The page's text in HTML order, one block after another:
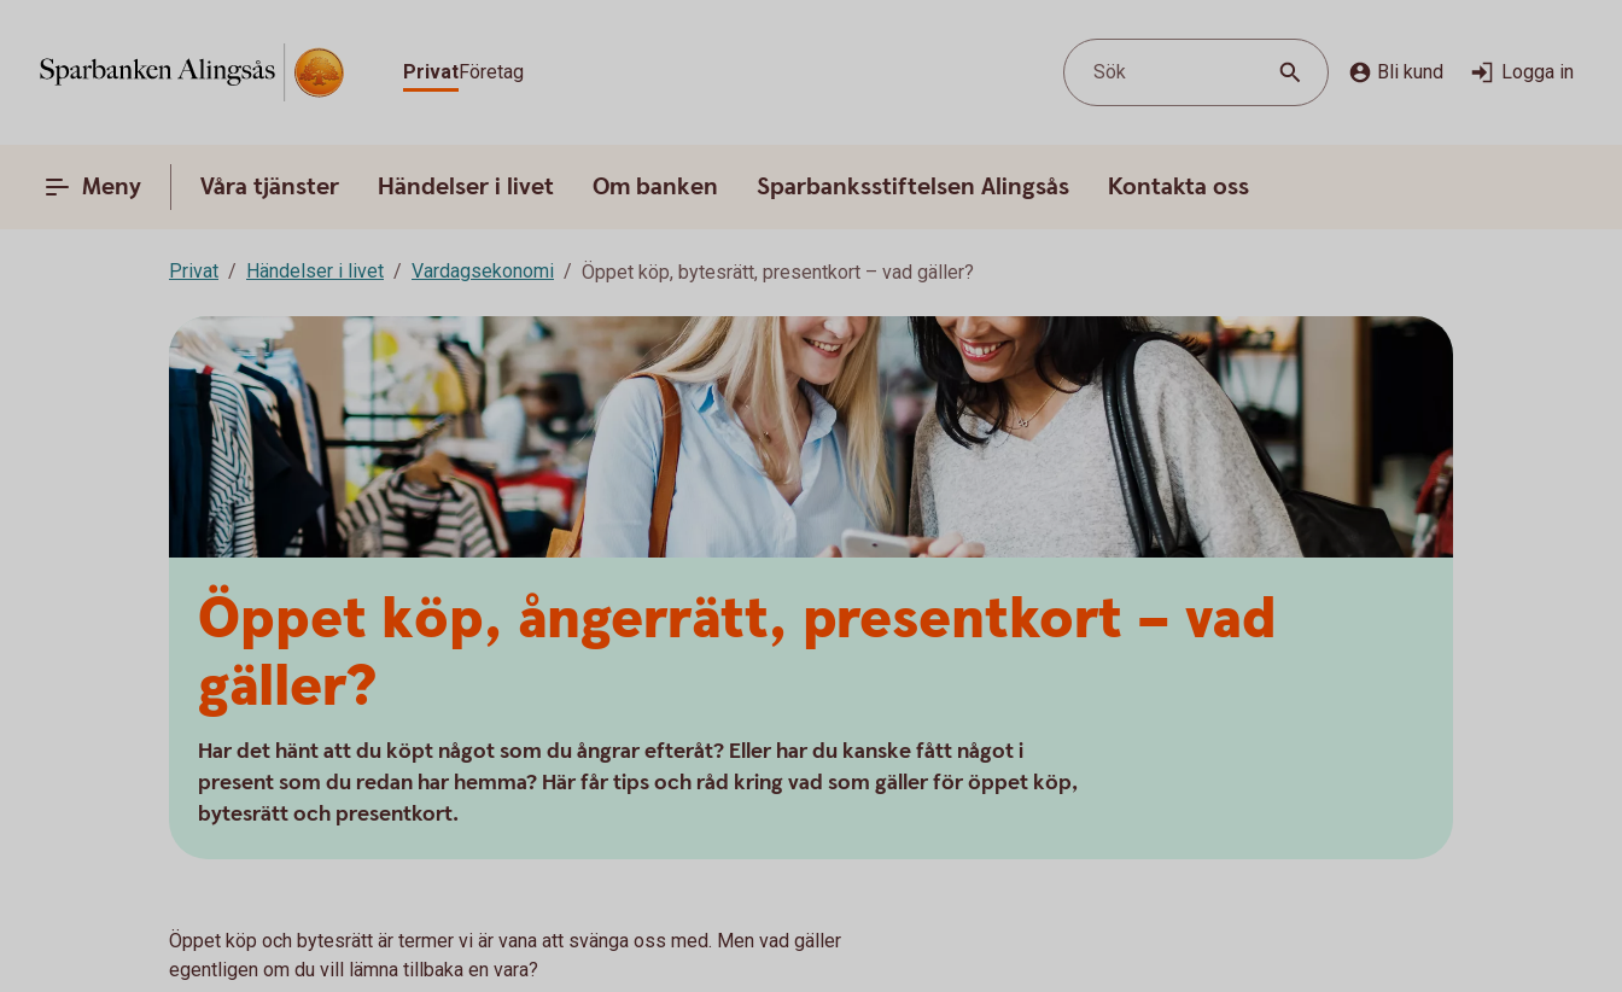
PrivatFöretag Sök Bli kund Logga in
Meny Våra tjänster Händelser i livet Om banken Sparbanksstiftelsen Alingsås Kontakta oss
Privat Händelser i livet Vardagsekonomi Öppet köp, bytesrätt, presentkort – vad gäller?
Öppet köp, ångerrätt, presentkort – vad
gäller?
Har det hänt att du köpt något som du ångrar efteråt? Eller har du kanske fått något i
present som du redan har hemma? Här får tips och råd kring vad som gäller för öppet köp,
bytesrätt och presentkort.
Öppet köp och bytesrätt är termer vi är vana att svänga oss med. Men vad gäller
egentligen om du vill lämna tillbaka en vara?